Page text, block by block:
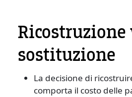
Ricostruzione
sostituzione
La decisione di
comporta il costo delle